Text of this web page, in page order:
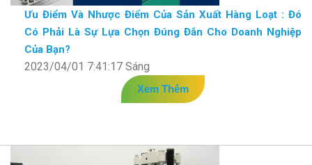
Ưu Điểm Và Nhược Điểm Của Sản Xuất Hàng Loạt : Đó
Có Phải Là Sự Lựa Chọn Đúng Đắn Cho Doanh Nghiệp
Của Bạn?
2023/04/01 7:41:17 Sáng
Xem Thêm